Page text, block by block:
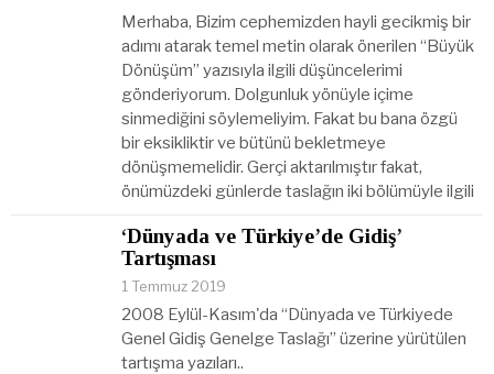
Merhaba, Bizim cephemizden hayli gecikmiş bir
adımı atarak temel metin olarak önerilen “Büyük
Dönüşüm” yazısıyla ilgili düşüncelerimi
gönderiyorum. Dolgunluk yönüyle içime
sinmediğini söylemeliyim. Fakat bu bana özgü
bir eksikliktir ve bütünü bekletmeye
dönüşmemelidir. Gerçi aktarılmıştır fakat,
önümüzdeki günlerde taslağın iki bölümüyle ilgili
‘Dünyada ve Türkiye’de Gidiş’
Tartışması
1 Temmuz 2019
2008 Eylül-Kasım'da “Dünyada ve Türkiyede
Genel Gidiş Genelge Taslağı” üzerine yürütülen
tartışma yazıları..